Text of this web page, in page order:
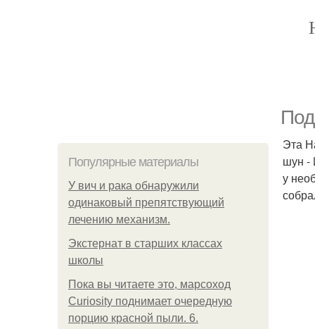
Популярные материалы
У вич и рака обнаружили
одинаковый препятствующий
лечению механизм.
Экстернат в старших классах
школы
Пока вы читаете это, марсоход
Curiosity поднимает очередную
порцию красной пыли. 6.
Эта
шун -
у